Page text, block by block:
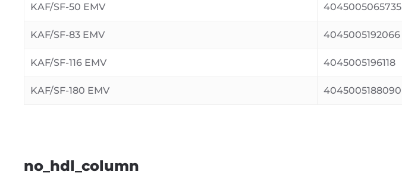
KAF/SF-50 EMV 4045005065735
KAF/SF-83 EMV 4045005192066
KAF/SF-116 EMV 4045005196118
KAF/SF-180 EMV 4045005188090
no_hdl_column